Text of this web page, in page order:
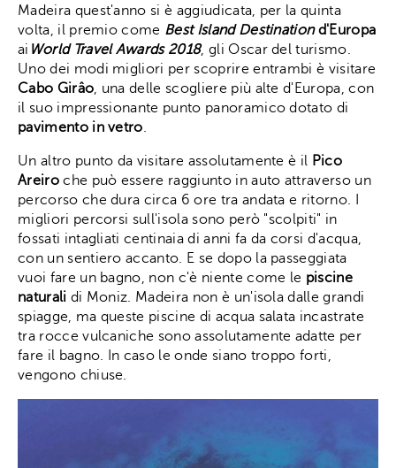
Madeira quest'anno si è aggiudicata, per la quinta
volta, il premio come Best Island Destinationd'Europa
ai World Travel Awards 2018, gli Oscar del turismo.
Uno dei modi migliori per scoprire entrambi è visitare
Cabo Girâo, una delle scogliere più alte d'Europa, con
il suo impressionante punto panoramico dotato di
pavimento in vetro.
Un altro punto da visitare assolutamente è il Pico
Areiroche può essere raggiunto in auto attraverso un
percorso che dura circa 6 ore tra andata e ritorno. I
migliori percorsi sull'isola sono però "scolpiti" in
fossati intagliati centinaia di anni fa da corsi d'acqua,
con un sentiero accanto. E se dopo la passeggiata
vuoi fare un bagno, non c'è niente come le piscine
naturali di Moniz. Madeira non è un'isola dalle grandi
spiagge, ma queste piscine di acqua salata incastrate
tra rocce vulcaniche sono assolutamente adatte per
fare il bagno. In caso le onde siano troppo forti,
vengono chiuse.